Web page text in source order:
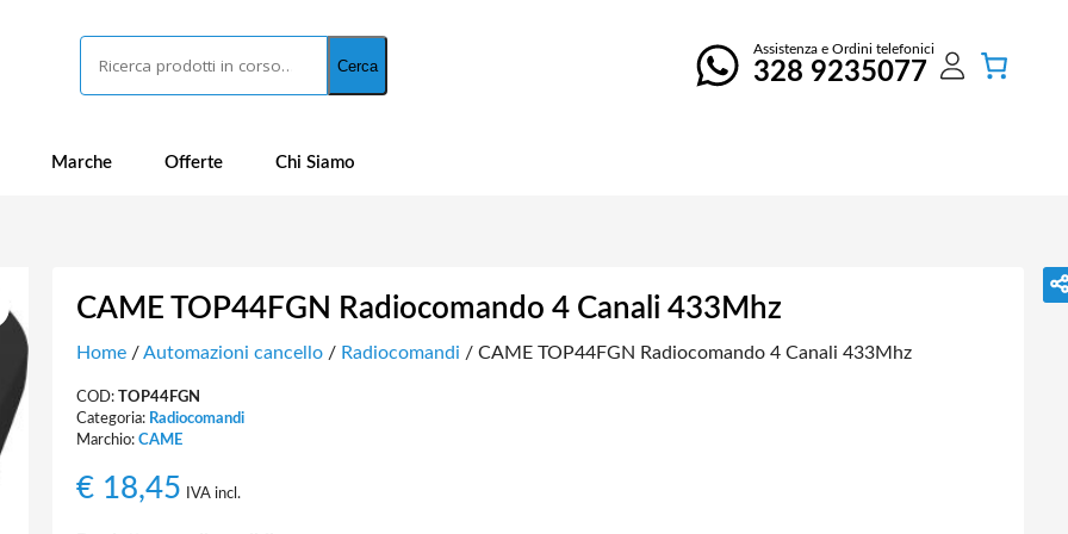
Cerca
Assistenza e Ordini telefonici
328 9235077
Marche Offerte Chi Siamo
CAME TOP44FGN Radiocomando 4 Canali 433Mhz
Home/Automazioni cancello/ Radiocomandi / CAME TOP44FGN Radiocomando 4 Canali 433Mhz
COD: TOP44FGN
Categoria: Radiocomandi
Marchio: CAME
€18,45 IVA incl.